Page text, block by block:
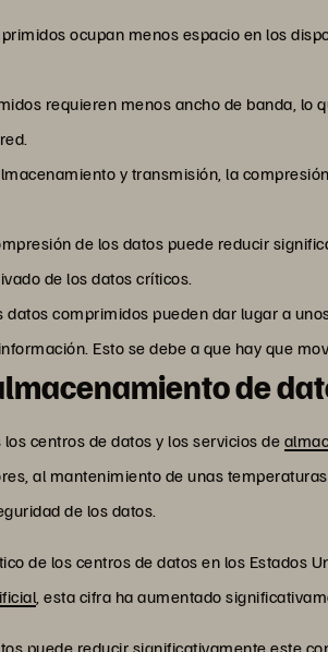
ocupan menos espacio en los
requieren menos ancho de banda, lo
y transmisión, la
de los datos puede reducir
de los datos críticos.
comprimidos pueden dar lugar a
Esto se debe a que hay que
de
centros de datos y los servicios de
al mantenimiento de unas
de los datos.
de los centros de datos en los Estados
, esta cifra ha aumentado
puede reducir significativamente este